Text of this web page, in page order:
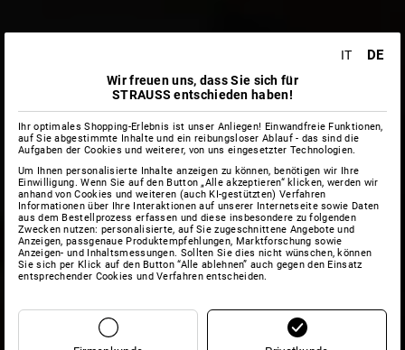
IT DE
Wir freuen uns, dass Sie sich für
STRAUSS entschieden haben!
Ihr optimales Shopping-Erlebnis ist unser Anliegen! Einwandfreie Funktionen,
auf Sie abgestimmte Inhalte und ein reibungsloser Ablauf - das sind die
Aufgaben der Cookies und weiterer, von uns eingesetzter Technologien.
Um Ihnen personalisierte Inhalte anzeigen zu können, benötigen wir Ihre
Einwilligung. Wenn Sie auf den Button „Alle akzeptieren“ klicken, werden wir
anhand von Cookies und weiteren (auch KI-gestützten) Verfahren
Informationen über Ihre Interaktionen auf unserer Internetseite sowie Daten
aus dem Bestellprozess erfassen und diese insbesondere zu folgenden
Zwecken nutzen: personalisierte, auf Sie zugeschnittene Angebote und
Anzeigen, passgenaue Produktempfehlungen, Marktforschung sowie
Anzeigen- und Inhaltsmessungen. Sollten Sie dies nicht wünschen, können
Sie sich per Klick auf den Button “Alle ablehnen” auch gegen den Einsatz
entsprechender Cookies und Verfahren entscheiden.